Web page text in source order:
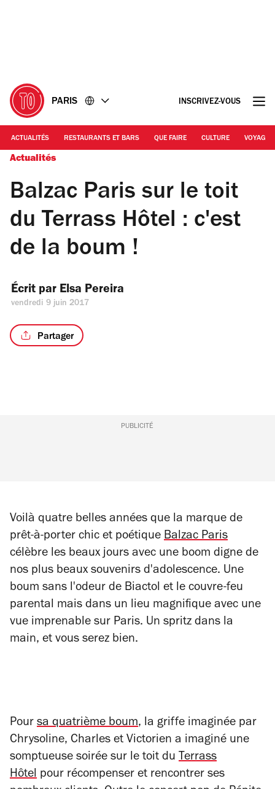
PARIS INSCRIVEZ-VOUS
ACTUALITÉS RESTAURANTS ET BARS QUE FAIRE CULTURE VOYAGE
Actualités
Balzac Paris sur le toit
du Terrass Hôtel : c'est
de la boum !
Écrit par Elsa Pereira
vendredi 9 juin 2017
Partager
PUBLICITÉ
Voilà quatre belles années que la marque de
prêt-à-porter chic et poétique Balzac Paris
célèbre les beaux jours avec une boom digne de
nos plus beaux souvenirs d'adolescence. Une
boum sans l'odeur de Biactol et le couvre-feu
parental mais dans un lieu magnifique avec une
vue imprenable sur Paris. Un spritz dans la
main, et vous serez bien.
Pour sa quatrième boum, la griffe imaginée par
Chrysoline, Charles et Victorien a imaginé une
somptueuse soirée sur le toit du Terrass
Hôtel pour récompenser et rencontrer ses